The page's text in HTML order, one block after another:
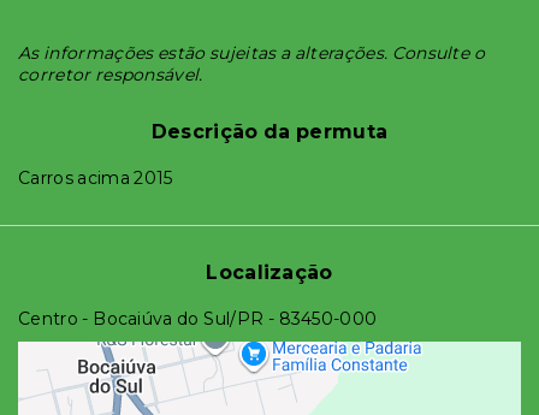
As informações estão sujeitas a alterações. Consulte o
corretor responsável.
Descrição da permuta
Carros acima 2015
Localização
Centro - Bocaiúva do Sul/PR - 83450-000